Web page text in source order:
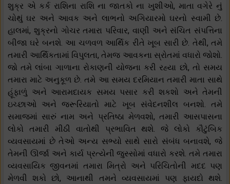
શુક્ર એ કર્ક રાશિના રાશિ ના જાતકો ના ખુશીઓ, માતા વગેરે નું
ચોથું ઘર અને આવક અને લાભનો અગિયારમો ઘરનો સ્વામી છે.
હાલમાં, શુક્રનો ગોચર તમારા પરિવાર, વાણી અને સંચિત સંપત્તિના
બીજા ઘરે બનશે. આ ચળવળ આર્થિક રીતે ખૂબ સારી છે. તેથી, તમે
તમારી આર્થિકતામાં વિપુલતા, તેમજ આવકના સ્રોતમાં વધારો જોશો.
જો તમે લાંબા ગાળાના રોકાણની યોજના કરી રહ્યા છો, તો સમય
તમારા માટે અનુકૂળ છે. તમે આ સમય દરમિયાન તમારી માતા સાથે
હૂંફાળું અને આરામદાયક સમય પસાર કરી શકશો અને તેમની
ઇચ્છાઓ અને જરૂરિયાતો માટે ખૂબ સંવેદનશીલ બનશો. તમે
સમાજમાં સારું નામ અને પ્રતિષ્ઠા મેળવશો, તમારી આસપાસના
લોકો તમારી મીઠી વાતોથી પ્રભાવિત થશે. જે લોકો કૌટુંબિક
વ્યવસાયમાં છે તેઓ અન્ય સભ્યો સાથે સારો સંબંધ બનાવશે, જે
તેમની ઊર્જા અને કાર્ય પ્રત્યેની જુસ્સોમાં વધારો કરશે. તમે તમારા
વ્યવસાયિક જીવનમાં તમારા મિત્રો અને પરિચિતોની મદદ પણ
મેળવી શકો છો, આનાથી તમને વ્યવસાયમાં પણ ફાયદો થશે.